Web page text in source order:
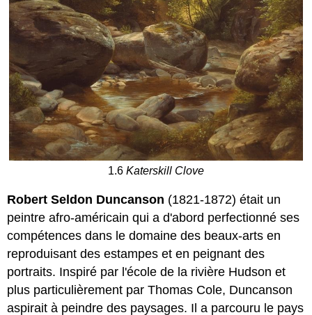
1.6 Katerskill Clove
Robert Seldon Duncanson (1821-1872) était un
peintre afro-américain qui a d'abord perfectionné ses
compétences dans le domaine des beaux-arts en
reproduisant des estampes et en peignant des
portraits. Inspiré par l'école de la rivière Hudson et
plus particulièrement par Thomas Cole, Duncanson
aspirait à peindre des paysages. Il a parcouru le pays